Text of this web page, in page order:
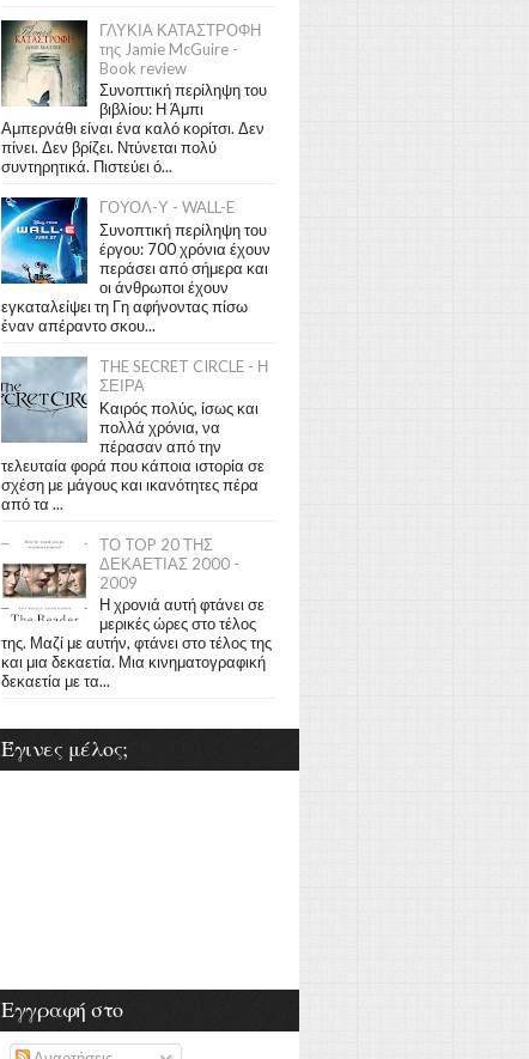
ΓΛΥΚΙΑ ΚΑΤΑΣΤΡΟΦΗ
της Jamie McGuire -
Book review
Συνοπτική περίληψη του
βιβλίου: Η Άμπι
Αμπερνάθι είναι ένα καλό κορίτσι. Δεν
πίνει. Δεν βρίζει. Ντύνεται πολύ
συντηρητικά. Πιστεύει ό...
ΓΟΥΟΛ-Υ - WALL-E
Συνοπτική περίληψη του
έργου: 700 χρόνια έχουν
περάσει από σήμερα και
οι άνθρωποι έχουν
εγκαταλείψει τη Γη αφήνοντας πίσω
έναν απέραντο σκου...
THE SECRET CIRCLE - Η
ΣΕΙΡΑ
Καιρός πολύς, ίσως και
πολλά χρόνια, να
πέρασαν από την
τελευταία φορά που κάποια ιστορία σε
σχέση με μάγους και ικανότητες πέρα
από τα ...
ΤΟ TOP 20 ΤΗΣ
ΔΕΚΑΕΤΙΑΣ 2000 -
2009
Η χρονιά αυτή φτάνει σε
μερικές ώρες στο τέλος
της. Μαζί με αυτήν, φτάνει στο τέλος της
και μια δεκαετία. Μια κινηματογραφική
δεκαετία με τα...
Έγινες μέλος;
Εγγραφή στο